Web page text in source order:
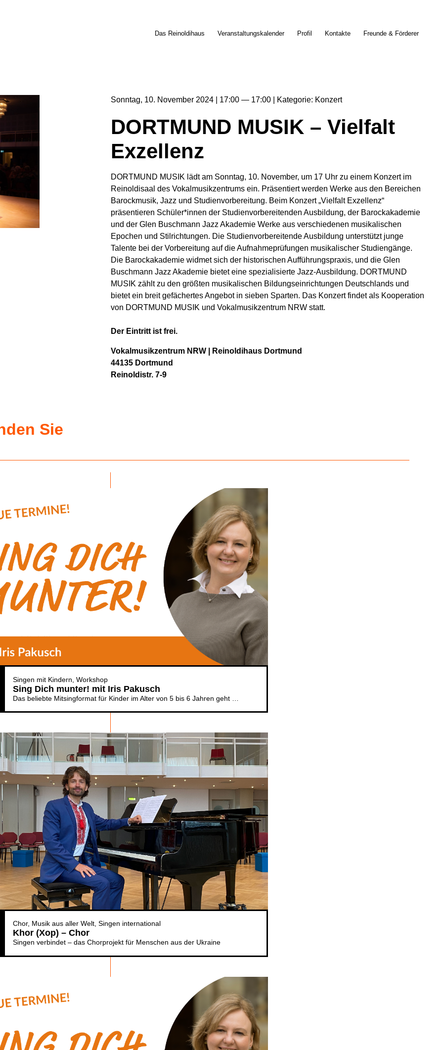
Das Reinoldihaus Veranstaltungskalender Profil Kontakte Freunde & Förderer
Sonntag 10 November 2024 17:00 17:00 Kategorie Konzert
DORTMUND MUSIK – Vielfalt
Exzellenz
DORTMUND MUSIK lädt am Sonntag, 10. November, um 17 Uhr zu einem Konzert im
Reinoldisaal des Vokalmusikzentrums ein. Präsentiert werden Werke aus den Bereichen
Barockmusik, Jazz und Studienvorbereitung. Beim Konzert „Vielfalt Exzellenz“
präsentieren Schüler*innen der Studienvorbereitenden Ausbildung, der Barockakademie
und der Glen Buschmann Jazz Akademie Werke aus verschiedenen musikalischen
Epochen und Stilrichtungen. Die Studienvorbereitende Ausbildung unterstützt junge
Talente bei der Vorbereitung auf die Aufnahmeprüfungen musikalischer Studiengänge.
Die Barockakademie widmet sich der historischen Aufführungspraxis, und die Glen
Buschmann Jazz Akademie bietet eine spezialisierte Jazz-Ausbildung. DORTMUND
MUSIK zählt zu den größten musikalischen Bildungseinrichtungen Deutschlands und
bietet ein breit gefächertes Angebot in sieben Sparten. Das Konzert findet als Kooperation
von DORTMUND MUSIK und Vokalmusikzentrum NRW statt.
Der Eintritt ist frei.
Vokalmusikzentrum NRW | Reinoldihaus Dortmund
44135 Dortmund
Reinoldistr. 7-9
Sie
Singen mit Kindern Workshop
Sing Dich munter! mit Iris Pakusch
Chor Musik aus aller Welt Singen international
Khor (Xop) – Chor
Singen verbindet – das Chorprojekt für Menschen aus der Ukraine